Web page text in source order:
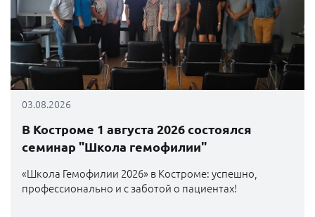
03.08.2026
В Костроме 1 августа 2026 состоялся
семинар "Школа гемофилии"
«Школа Гемофилии 2026» в Костроме: успешно,
профессионально и с заботой о пациентах!